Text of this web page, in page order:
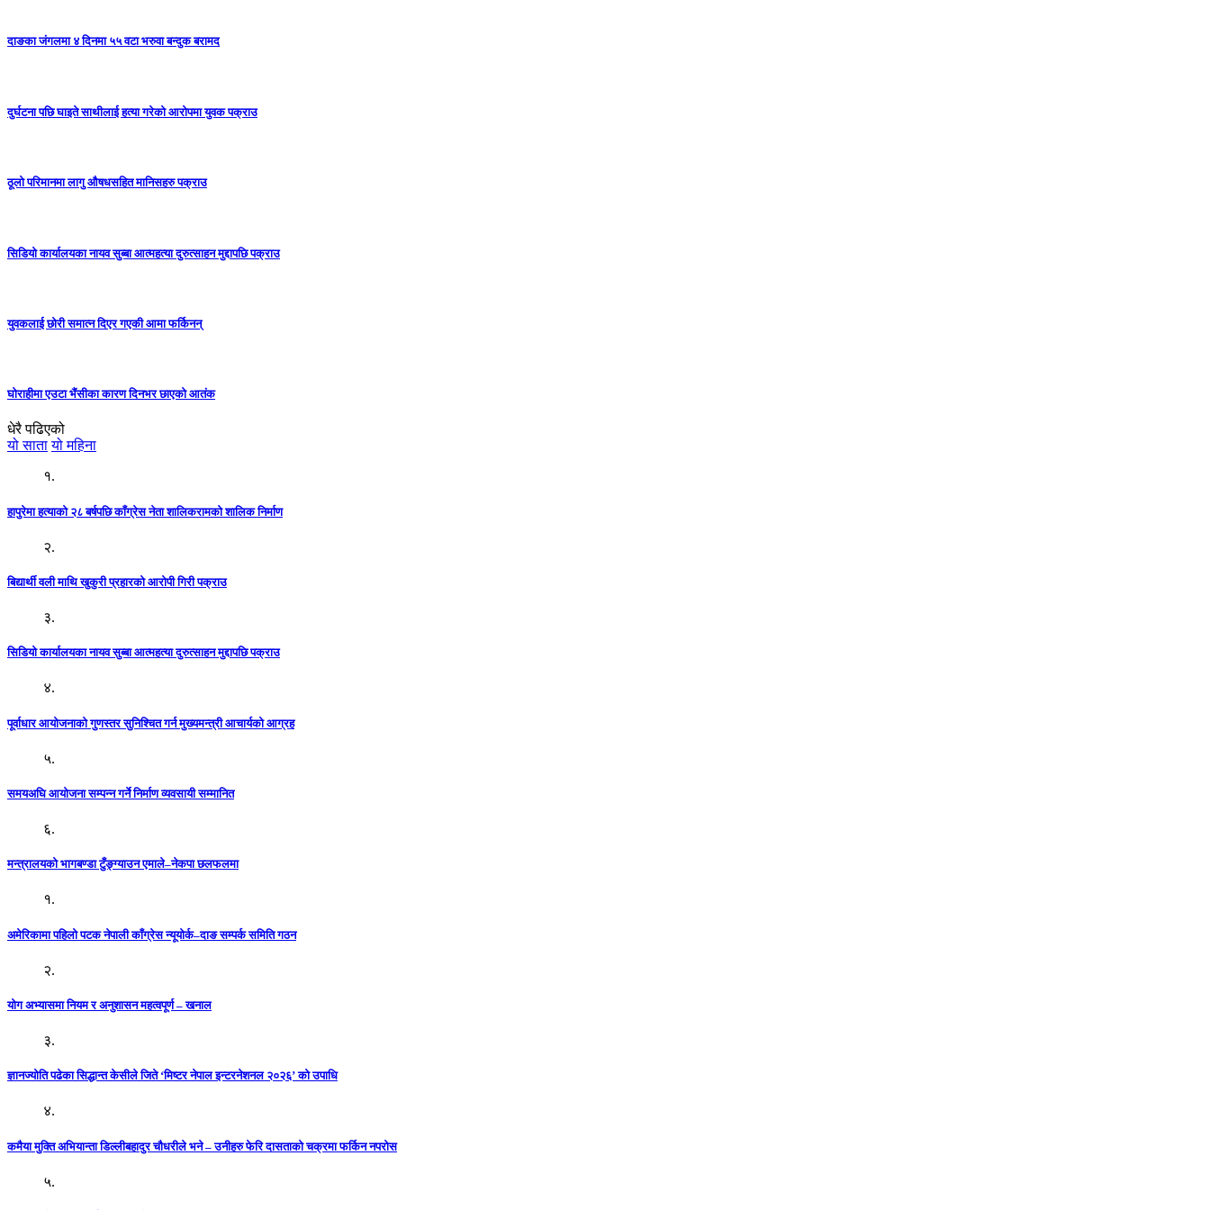
दाङका जंगलमा ४ दिनमा ५५ वटा भरुवा बन्दुक बरामद
दुर्घटना पछि घाइते साथीलाई हत्या गरेको आरोपमा युवक पक्राउ
ठूलो परिमानमा लागु औषधसहित मानिसहरु पक्राउ
सिडियो कार्यालयका नायव सुब्बा आत्महत्या दुरुत्साहन मुद्दापछि पक्राउ
युवकलाई छोरी समात्न दिएर गएकी आमा फर्किनन्
घोराहीमा एउटा भैंसीका कारण दिनभर छाएको आतंक
धेरै पढिएको
यो साता यो महिना
१.
हापुरेमा हत्याको २८ बर्षपछि काँग्रेस नेता शालिकरामको शालिक निर्माण
२.
बिद्यार्थी वली माथि खुकुरी प्रहारको आरोपी गिरी पक्राउ
३.
सिडियो कार्यालयका नायव सुब्बा आत्महत्या दुरुत्साहन मुद्दापछि पक्राउ
४.
पूर्वाधार आयोजनाको गुणस्तर सुनिश्चित गर्न मुख्यमन्त्री आचार्यको आग्रह
५.
समयअघि आयोजना सम्पन्न गर्ने निर्माण व्यवसायी सम्मानित
६.
मन्त्रालयको भागबण्डा टुँङ्ग्याउन एमाले–नेकपा छलफलमा
१.
अमेरिकामा पहिलो पटक नेपाली काँग्रेस न्यूयोर्क–दाङ सम्पर्क समिति गठन
२.
योग अभ्यासमा नियम र अनुशासन महत्वपूर्ण – खनाल
३.
ज्ञानज्योति पढेका सिद्धान्त केसीले जिते ‘मिष्टर नेपाल इन्टरनेशनल २०२६’ को उपाधि
४.
कमैया मुक्ति अभियान्ता डिल्लीबहादुर चौधरीले भने – उनीहरु फेरि दासताको चक्रमा फर्किन नपरोस
५.